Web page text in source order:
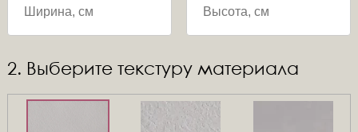
2. Выберите текстуру материала